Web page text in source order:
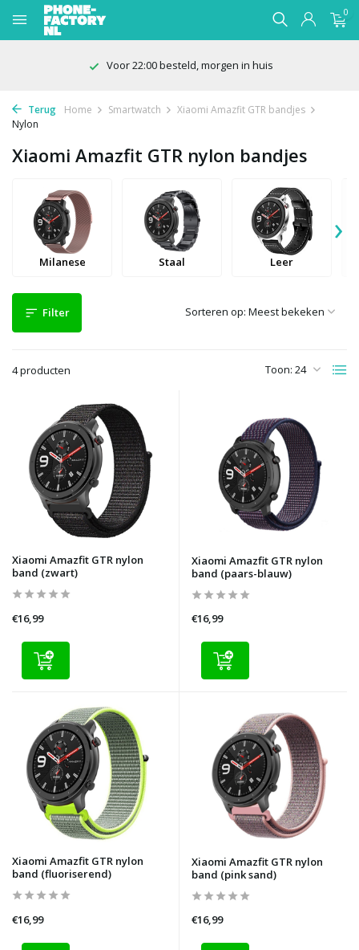
0
Voor 22:00 besteld, morgen in huis
Terug Home Smartwatch
Xiaomi Amazfit GTR bandjes
Nylon
Xiaomi Amazfit GTR nylon bandjes
Milanese Staal Leer
›
Filter
4 producten Toon:
Sorteren op:
Xiaomi Amazfit GTR nylon
band (zwart)
€16,99
Xiaomi Amazfit GTR nylon
band (paars-blauw)
€16,99
Xiaomi Amazfit GTR nylon
band (fluoriserend)
€16,99
Xiaomi Amazfit GTR nylon
band (pink sand)
€16,99